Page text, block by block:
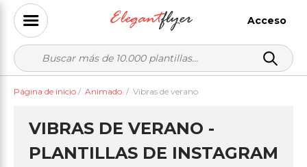
Acceso
Página de inicio / Animado. / Vibras de verano
VIBRAS DE VERANO -
PLANTILLAS DE INSTAGRAM